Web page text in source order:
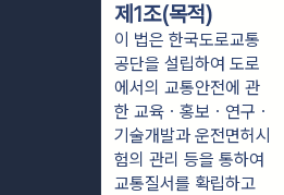
제1조(목적)
이 법은 한국도로교통
공단을 설립하여 도로
에서의 교통안전에 관
한 교육ㆍ홍보ㆍ연구ㆍ
기술개발과 운전면허시
험의 관리 등을 통하여
교통질서를 확립하고